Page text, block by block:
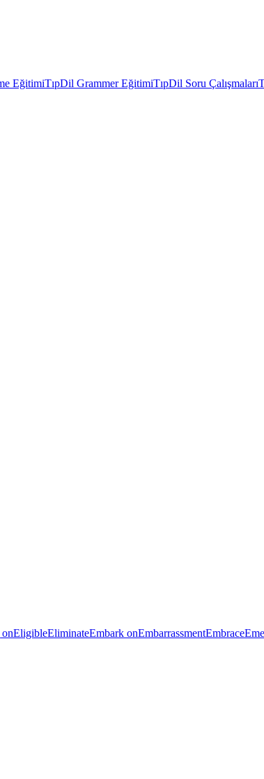
EğitimiTıpDil Grammer EğitimiTıpDil Soru Çalışmaları
EligibleEliminateEmbark onEmbarrassmentEmbrace